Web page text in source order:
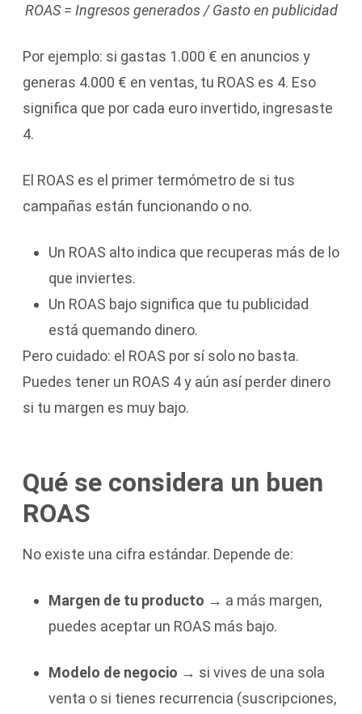
ROAS = Ingresos generados / Gasto en publicidad
Por ejemplo: si gastas 1.000 € en anuncios y
generas 4.000 € en ventas, tu ROAS es 4. Eso
significa que por cada euro invertido, ingresaste
4.
El ROAS es el primer termómetro de si tus
campañas están funcionando o no.
Un ROAS alto indica que recuperas más de lo
que inviertes.
Un ROAS bajo significa que tu publicidad
está quemando dinero.
Pero cuidado: el ROAS por sí solo no basta.
Puedes tener un ROAS 4 y aún así perder dinero
si tu margen es muy bajo.
Qué se considera un buen
ROAS
No existe una cifra estándar. Depende de:
Margen de tu producto → a más margen,
puedes aceptar un ROAS más bajo.
Modelo de negocio → si vives de una sola
venta o si tienes recurrencia (suscripciones,